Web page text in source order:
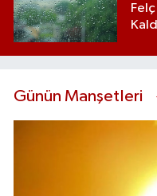
Günün Manşetleri